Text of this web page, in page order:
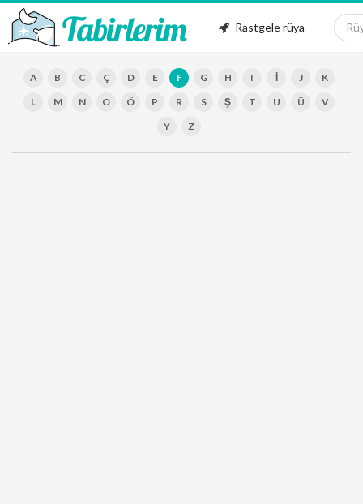
Rastgele rüya
A B C Ç D E F G H I İ J
K
L
M N O Ö P R S Ş T U Ü
V
Y
Z